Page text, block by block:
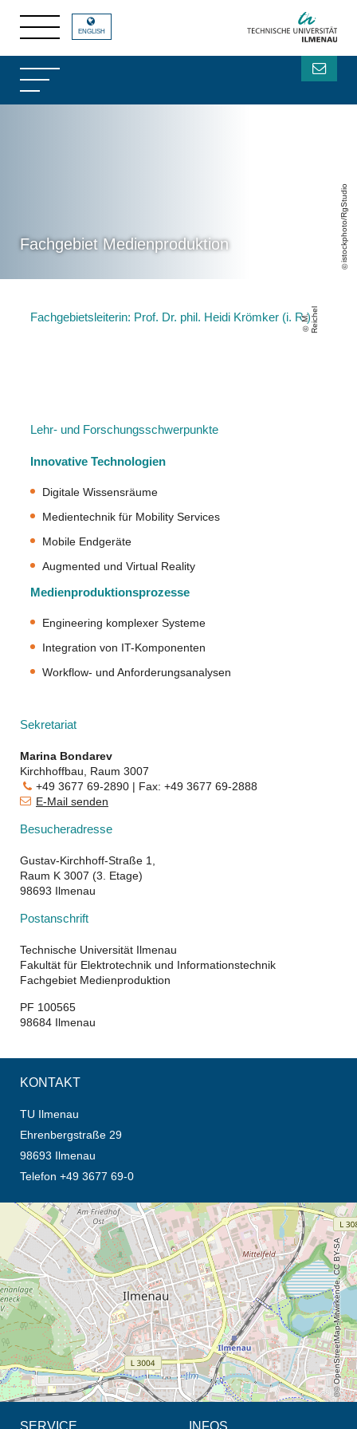
Fachgebiet Medienproduktion istockphoto/RgStudio
ENGLISH
Fachgebietsleiterin: Prof. Dr. phil. Heidi Krömker (i. R.)
M
.
R
ei
c
hel
Lehr- und Forschungsschwerpunkte
Innovative Technologien
Digitale Wissensräume
Medientechnik für Mobility Services
Mobile Endgeräte
Augmented und Virtual Reality
Medienproduktionsprozesse
Engineering komplexer Systeme
Integration von IT-Komponenten
Workflow- und Anforderungsanalysen
Sekretariat
Marina Bondarev
Kirchhoffbau, Raum 3007
+49 3677 69-2890 | Fax: +49 3677 69-2888
E-Mail senden
Besucheradresse
Gustav-Kirchhoff-Straße 1,
Raum K 3007 (3. Etage)
98693 Ilmenau
Postanschrift
Technische Universität Ilmenau
Fakultät für Elektrotechnik und Informationstechnik
Fachgebiet Medienproduktion
PF 100565
98684 Ilmenau
KONTAKT
TU Ilmenau
Ehrenbergstraße 29
98693 Ilmenau
Telefon +49 3677 69-0
Öffnet die Anfahrtsbeschreibung in neuem Tab (Karte)
© OpenStreetMap-Mitwirkende, CC BY-SA
SERVICE INFOS